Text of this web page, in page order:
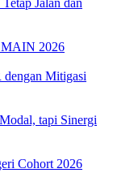
MAIN 2026
Mitigasi
tapi Sinergi
Cohort 2026